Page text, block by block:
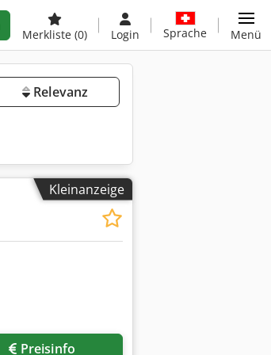
Merkliste (0) Login Sprache Menü
Relevanz
Kleinanzeige
Preisinfo